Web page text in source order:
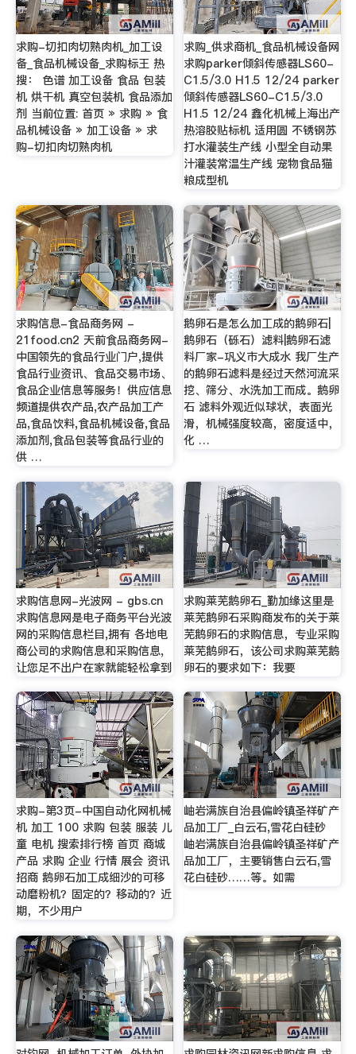
求购-切扣肉切熟肉机_加工设
备_食品机械设备_求购标王 热
搜： 色谱 加工设备 食品 包装
机 烘干机 真空包装机 食品添加
剂 当前位置: 首页 » 求购 » 食
品机械设备 » 加工设备 » 求
购-切扣肉切熟肉机
求购_供求商机_食品机械设备网
求购parker倾斜传感器LS60-
C1.5/3.0 H1.5 12/24 parker
倾斜传感器LS60-C1.5/3.0
H1.5 12/24 鑫化机械上海出产
热溶胶贴标机 适用圆 不锈钢苏
打水灌装生产线 小型全自动果
汁灌装常温生产线 宠物食品猫
粮成型机
求购信息-食品商务网 -
21food.cn2 天前食品商务网-
中国领先的食品行业门户,提供
食品行业资讯、食品交易市场、
食品企业信息等服务！供应信息
频道提供农产品,农产品加工产
品,食品饮料,食品机械设备,食品
添加剂,食品包装等食品行业的
供 …
鹅卵石是怎么加工成的鹅卵石|
鹅卵石（砾石）滤料|鹅卵石滤
料厂家-巩义市大成水 我厂生产
的鹅卵石滤料是经过天然河流采
挖、筛分、水洗加工而成。鹅卵
石 滤料外观近似球状，表面光
滑，机械强度较高，密度适中，
化 …
求购信息网-光波网 - gbs.cn
求购信息网是电子商务平台光波
网的采购信息栏目,拥有 各地电
商公司的求购信息和采购信息,
让您足不出户在家就能轻松拿到
求购莱芜鹅卵石_勤加缘这里是
莱芜鹅卵石采购商发布的关于莱
芜鹅卵石的求购信息，专业采购
莱芜鹅卵石，该公司求购莱芜鹅
卵石的要求如下：我要
求购-第3页-中国自动化网机械
机 加工 100 求购 包装 服装 儿
童 电机 搜索排行榜 首页 商城
产品 求购 企业 行情 展会 资讯
招商 鹅卵石加工成细沙的可移
动磨粉机？固定的？移动的？近
期，不少用户
岫岩满族自治县偏岭镇圣祥矿产
品加工厂_白云石,雪花白硅砂
岫岩满族自治县偏岭镇圣祥矿产
品加工厂，主要销售白云石,雪
花白硅砂……等。如需